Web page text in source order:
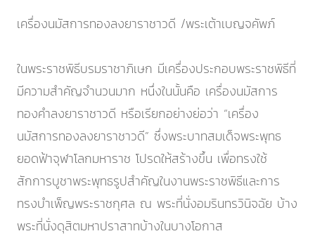
เครื่องนมัสการทองลงยาราชาวดี /พระเต้าเบญจคัพภ์
ในพระราชพิธีบรมราชาภิเษก มีเครื่องประกอบพระราชพิธีที่
มีความสำคัญจำนวนมาก หนึ่งในนั้นคือ เครื่องนมัสการ
ทองคำลงยาราชาวดี หรือเรียกอย่างย่อว่า “เครื่อง
นมัสการทองลงยาราชาวดี” ซึ่งพระบาทสมเด็จพระพุทธ
ยอดฟ้าจุฬาโลกมหาราช โปรดให้สร้างขึ้น เพื่อทรงใช้
สักการบูชาพระพุทธรูปสำคัญในงานพระราชพิธีและการ
ทรงบำเพ็ญพระราชกุศล ณ พระที่นั่งอมรินทรวินิจฉัย บ้าง
พระที่นั่งดุสิตมหาปราสาทบ้างในบางโอกาส